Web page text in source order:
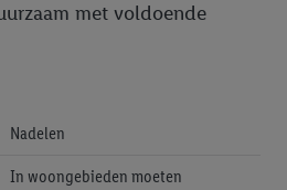
met voldoende
Nadelen
In woongebieden moeten